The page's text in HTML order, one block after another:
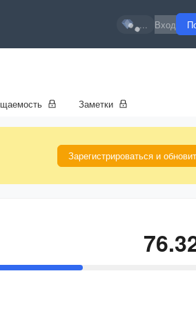
... Вход
Заметки
Зарегистрироваться и